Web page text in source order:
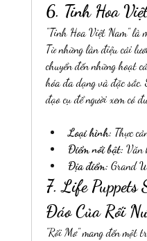
6. Tinh Hoa
"Tinh Hoa Việt Nam" là
Từ những làn điệu cải
chuyển đến những hoạt
hóa đa dạng và đặc
đạo cụ để người xem có
Loại hình: Thực
Điểm nổi bật: Văn
Địa điểm: Grand
7. Life Puppets
Đáo Của Rối
"Rối Mơ" mang đến một